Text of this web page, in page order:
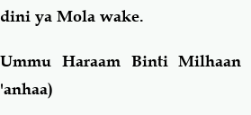
dini ya Mola wake.
Ummu Haraam Binti Milhaan
'anhaa)